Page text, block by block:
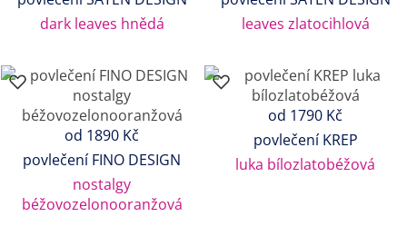
dark leaves hnědá
leaves zlatocihlová
od 1890 Kč
povlečení FINO DESIGN
nostalgy
béžovozelonooranžová
od 1790 Kč
povlečení KREP
luka bílozlatobéžová